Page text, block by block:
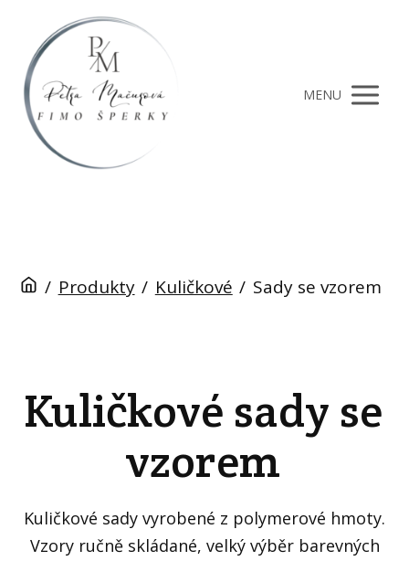
MENU
/ Produkty / Kuličkové / Sady se vzorem
Kuličkové sady se
vzorem
Kuličkové sady vyrobené z polymerové hmoty.
Vzory ručně skládané, velký výběr barevných